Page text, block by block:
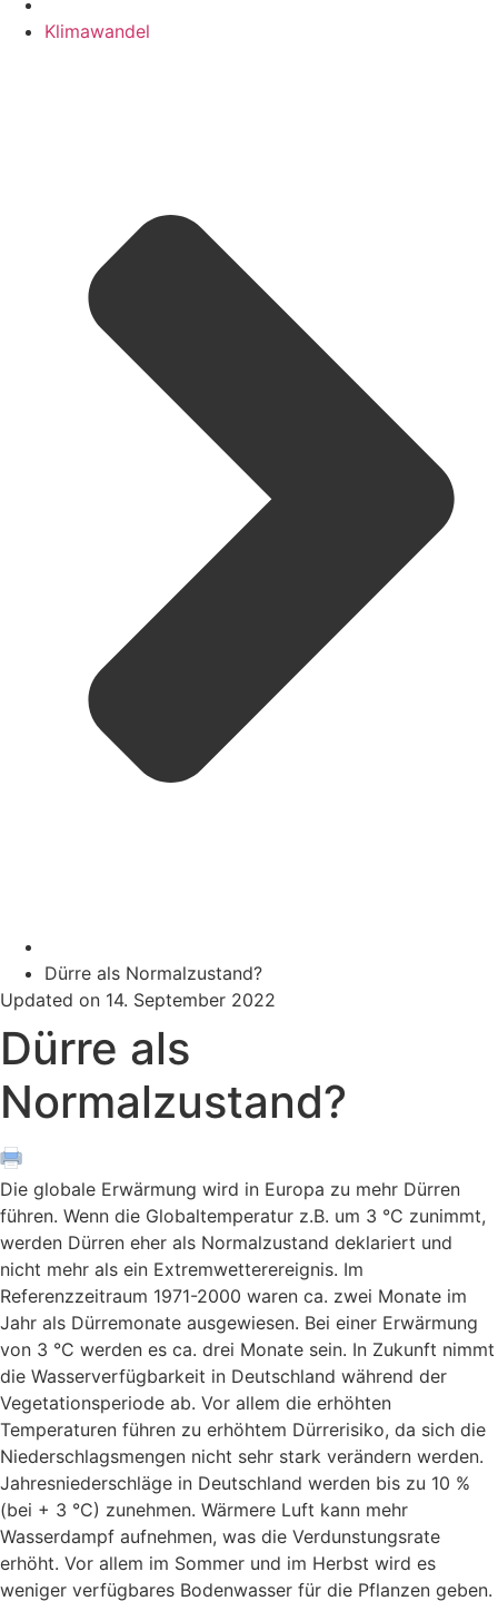
Klimawandel
Dürre als Normalzustand?
Updated on 14. September 2022
Dürre als
Normalzustand?
Die globale Erwärmung wird in Europa zu mehr Dürren
führen. Wenn die Globaltemperatur z.B. um 3 °C zunimmt,
werden Dürren eher als Normalzustand deklariert und
nicht mehr als ein Extremwetterereignis. Im
Referenzzeitraum 1971-2000 waren ca. zwei Monate im
Jahr als Dürremonate ausgewiesen. Bei einer Erwärmung
von 3 °C werden es ca. drei Monate sein. In Zukunft nimmt
die Wasserverfügbarkeit in Deutschland während der
Vegetationsperiode ab. Vor allem die erhöhten
Temperaturen führen zu erhöhtem Dürrerisiko, da sich die
Niederschlagsmengen nicht sehr stark verändern werden.
Jahresniederschläge in Deutschland werden bis zu 10 %
(bei + 3 °C) zunehmen. Wärmere Luft kann mehr
Wasserdampf aufnehmen, was die Verdunstungsrate
erhöht. Vor allem im Sommer und im Herbst wird es
weniger verfügbares Bodenwasser für die Pflanzen geben.